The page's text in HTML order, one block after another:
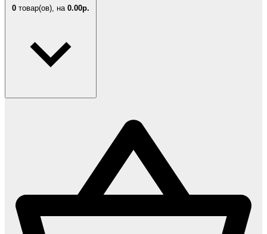
0 товар(ов), на 0.00р.